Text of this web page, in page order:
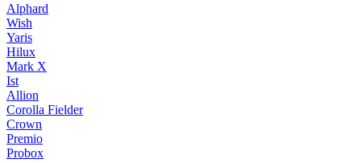
Alphard
Wish
Yaris
Hilux
Mark X
Ist
Allion
Corolla Fielder
Crown
Premio
Probox